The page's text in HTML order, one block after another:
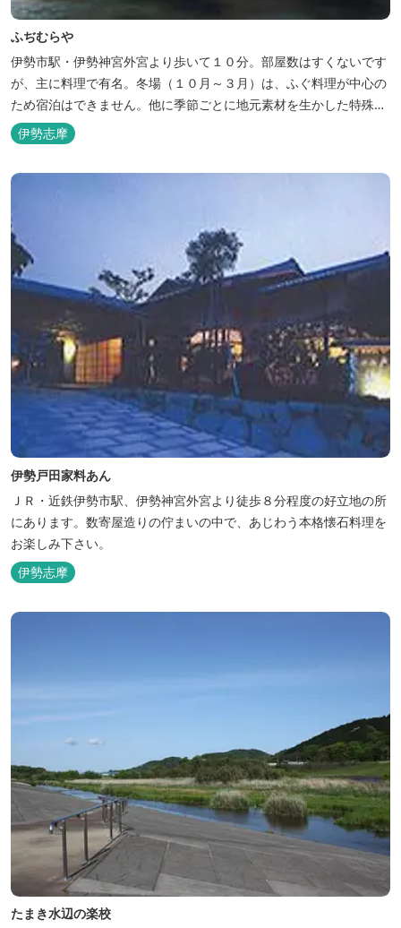
ふぢむらや
伊勢市駅・伊勢神宮外宮より歩いて１０分。部屋数はすくないです
が、主に料理で有名。冬場（１０月～３月）は、ふぐ料理が中心の
ため宿泊はできません。他に季節ごとに地元素材を生かした特殊料
理もお楽しみ頂けます。
伊勢志摩
伊勢戸田家料あん
ＪＲ・近鉄伊勢市駅、伊勢神宮外宮より徒歩８分程度の好立地の所
にあります。数寄屋造りの佇まいの中で、あじわう本格懐石料理を
お楽しみ下さい。
伊勢志摩
たまき水辺の楽校